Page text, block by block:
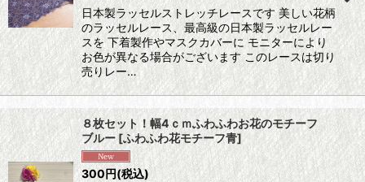
日本製ラッセルストレッチレースです 美しい花柄
のラッセルレース、最高級の日本製ラッセルレー
スを 下着製作やマスクカバーに モニターにより
お色が異なる場合がございます このレースは切り
売りレー…
８枚セット！幅4ｃｍふわふわお花のモチーフ
ブルー[ふわふわ花モチーフ青]
300円(税込)